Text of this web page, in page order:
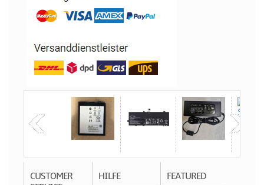
CUSTOMER
HILFE FEATURED